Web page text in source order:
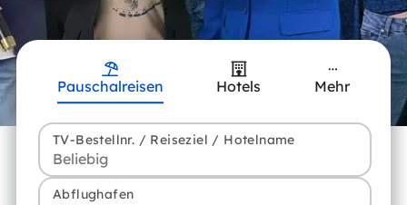
Pauschalreisen Hotels Mehr
TV-Bestellnr. / Reiseziel / Hotelname
Abflughafen